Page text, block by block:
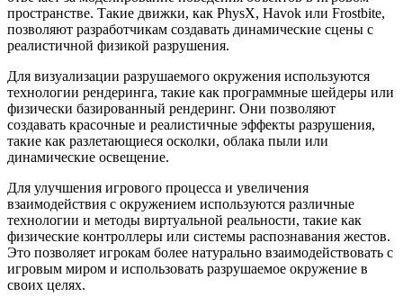
пространстве. Такие движки, как PhysX, Havok или Frostbite,
позволяют разработчикам создавать динамические сцены с
реалистичной физикой разрушения.
Для визуализации разрушаемого окружения используются
технологии рендеринга, такие как программные шейдеры или
физически базированный рендеринг. Они позволяют
создавать красочные и реалистичные эффекты разрушения,
такие как разлетающиеся осколки, облака пыли или
динамические освещение.
Для улучшения игрового процесса и увеличения
взаимодействия с окружением используются различные
технологии и методы виртуальной реальности, такие как
физические контроллеры или системы распознавания жестов.
Это позволяет игрокам более натурально взаимодействовать с
игровым миром и использовать разрушаемое окружение в
своих целях.